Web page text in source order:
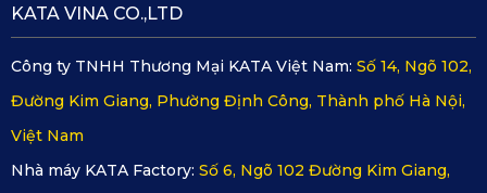
đất cát, thức ăn rơi vãi hay bùn đất từ giày dép. Điều này
đặc biệt cần thiết khi xe thường xuyên di chuyển ở khu vực
đô thị đông đúc hoặc vùng có thời tiết khắc nghiệt. Nhờ lớp
bảo vệ này, sàn nguyên bản của xe được giữ gìn như mới,
không lo trầy xước hay ố màu theo thời gian.
KATA VINA CO.,LTD
Công ty TNHH Thương Mại KATA Việt Nam: Số 14, Ngõ 102,
Đường Kim Giang, Phường Định Công, Thành phố Hà Nội,
Việt Nam
Nhà máy KATA Factory: Số 6, Ngõ 102 Đường Kim Giang,